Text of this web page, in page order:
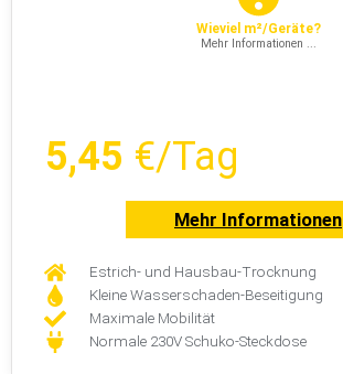
Wieviel m²/Geräte?
Mehr Informationen ...
5,45 €/Tag
Mehr Informationen
Estrich- und Hausbau-Trocknung
Kleine Wasserschaden-Beseitigung
Maximale Mobilität
Normale 230V Schuko-Steckdose